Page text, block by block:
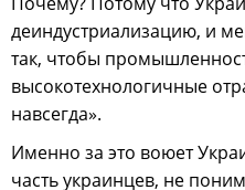
деиндустриализацию, и
так, чтобы
высокотехнологичные
навсегда».
Именно за это воюет
часть украинцев, не